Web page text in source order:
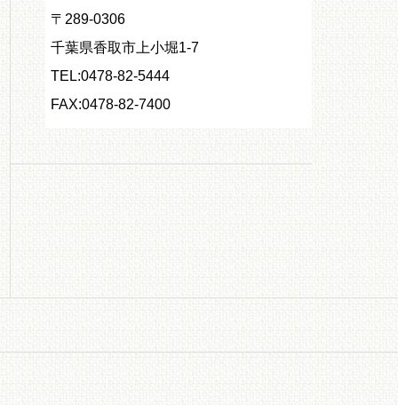
〒289-0306
千葉県香取市上小堀1-7
TEL:0478-82-5444
FAX:0478-82-7400